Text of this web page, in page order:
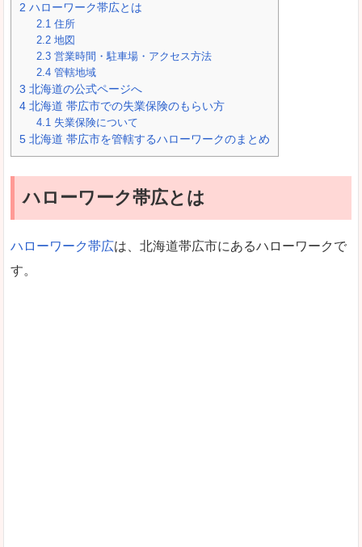
2 ハローワーク帯広とは
2.1 住所
2.2 地図
2.3 営業時間・駐車場・アクセス方法
2.4 管轄地域
3 北海道の公式ページへ
4 北海道 帯広市での失業保険のもらい方
4.1 失業保険について
5 北海道 帯広市を管轄するハローワークのまとめ
ハローワーク帯広とは
ハローワーク帯広は、北海道帯広市にあるハローワークで
す。